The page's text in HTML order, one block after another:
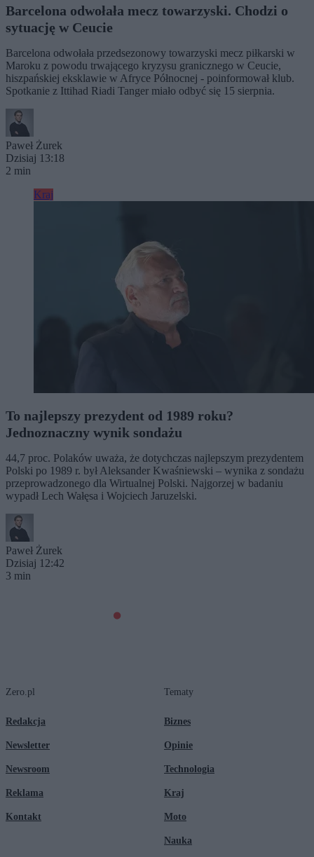
Barcelona odwołała mecz towarzyski. Chodzi o
sytuację w Ceucie
Barcelona odwołała przedsezonowy towarzyski mecz piłkarski w
Maroku z powodu trwającego kryzysu granicznego w Ceucie,
hiszpańskiej eksklawie w Afryce Północnej - poinformował klub.
Spotkanie z Ittihad Riadi Tanger miało odbyć się 15 sierpnia.
Paweł Żurek
Dzisiaj 13:18
2 min
Kraj
To najlepszy prezydent od 1989 roku?
Jednoznaczny wynik sondażu
44,7 proc. Polaków uważa, że dotychczas najlepszym prezydentem
Polski po 1989 r. był Aleksander Kwaśniewski – wynika z sondażu
przeprowadzonego dla Wirtualnej Polski. Najgorzej w badaniu
wypadł Lech Wałęsa i Wojciech Jaruzelski.
Paweł Żurek
Dzisiaj 12:42
3 min
Zero.pl
Redakcja
Newsletter
Newsroom
Reklama
Kontakt
Tematy
Biznes
Opinie
Technologia
Kraj
Moto
Nauka